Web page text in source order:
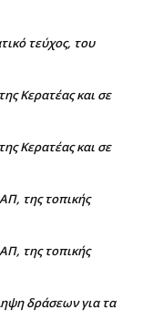
τεύχος, του
Κερατέας και σε
Κερατέας και σε
της τοπικής
της τοπικής
δράσεων για τα